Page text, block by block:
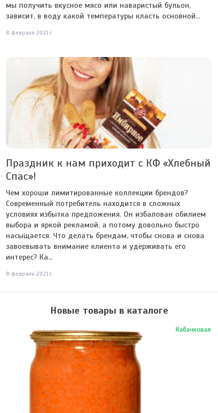
мы получить вкусное мясо или наваристый бульон,
зависит, в воду какой температуры класть основной...
8 февраля 2021 г.
Праздник к нам приходит с КФ «Хлебный
Спас»!
Чем хороши лимитированные коллекции брендов?
Современный потребитель находится в сложных
условиях избытка предложения. Он избалован обилием
выбора и яркой рекламой, а потому довольно быстро
насыщается. Что делать брендам, чтобы снова и снова
завоевывать внимание клиента и удерживать его
интерес? Ка...
8 февраля 2021 г.
Новые товары в каталоге
Кабачковая